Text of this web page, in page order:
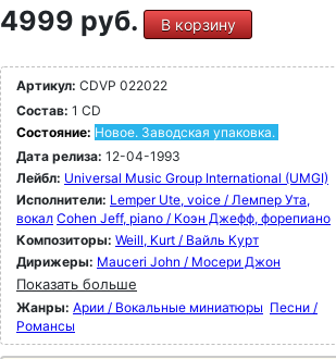
4999 руб. В корзину
Артикул: CDVP 022022
Состав: 1 CD
Состояние: Новое. Заводская упаковка.
Дата релиза: 12-04-1993
Лейбл: Universal Music Group International (UMGI)
Исполнители: Lemper Ute, voice / Лемпер Ута,
вокал Cohen Jeff, piano / Коэн Джефф, форепиано
Композиторы: Weill, Kurt / Вайль Курт
Дирижеры: Mauceri John / Мосери Джон
Показать больше
Жанры: Арии / Вокальные миниатюры Песни /
Романсы